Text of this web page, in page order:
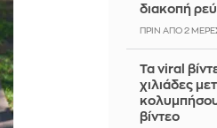
διακοπή
ΠΡΙΝ ΑΠΌ 2
Τα viral
χιλιάδες
βίντεο